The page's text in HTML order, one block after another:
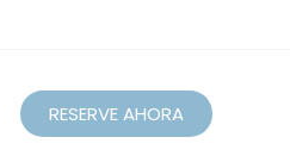
RESERVE AHORA